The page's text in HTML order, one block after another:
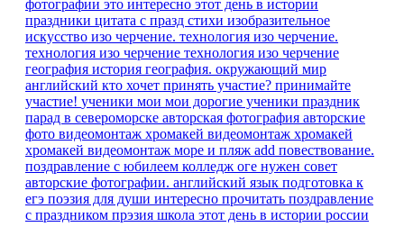
фотографии это интересно этот день в истории
праздники цитата с празд стихи изобразительное
искусство изо черчение. технология изо черчение.
технология изо черчение технология изо черчение
география история география. окружающий мир
английский кто хочет принять участие? принимайте
участие! ученики мои мои дорогие ученики праздник
парад в североморске авторская фотография авторские
фото видеомонтаж хромакей видеомонтаж хромакей
хромакей видеомонтаж море и пляж add повествование.
поздравление с юбилеем колледж оге нужен совет
авторские фотографии. английский язык подготовка к
егэ поэзия для души интересно прочитать поздравление
с праздником прэзия школа этот день в истории россии